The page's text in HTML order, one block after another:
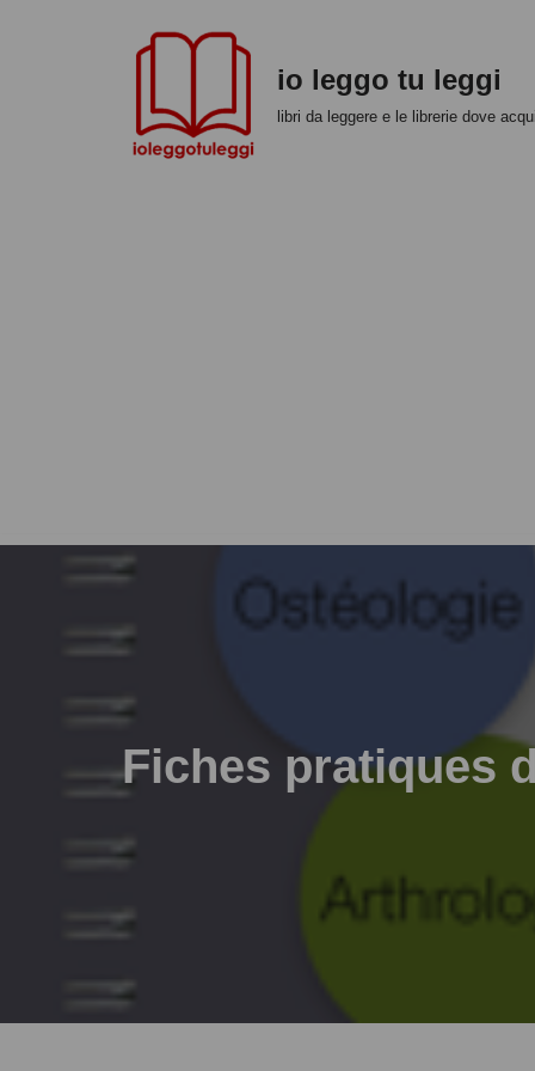
io leggo tu leggi
libri da leggere e le librerie dove
Fiches pratiques